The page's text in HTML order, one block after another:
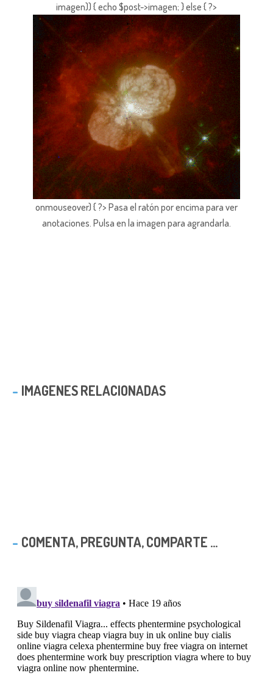
imagen)) { echo $post->imagen; } else { ?>
onmouseover) { ?> Pasa el ratón por encima para ver
anotaciones. Pulsa en la imagen para agrandarla.
IMAGENES RELACIONADAS
COMENTA, PREGUNTA, COMPARTE ...